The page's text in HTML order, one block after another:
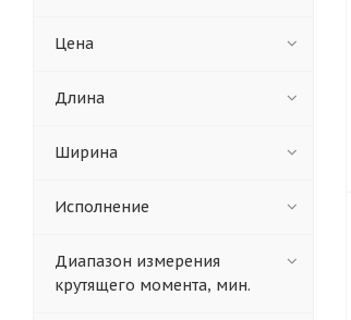
Цена
Длина
Ширина
Исполнение
Диапазон измерения
крутящего момента, мин.